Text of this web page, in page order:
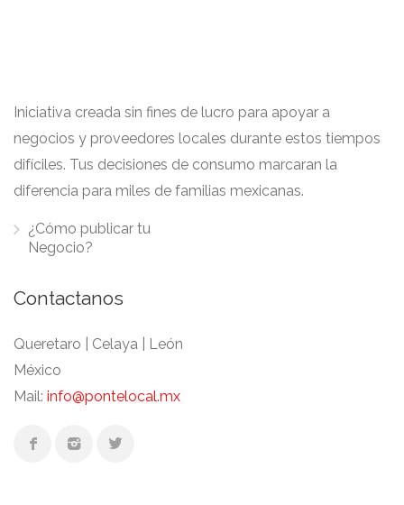
Iniciativa creada sin fines de lucro para apoyar a
negocios y proveedores locales durante estos tiempos
difíciles. Tus decisiones de consumo marcaran la
diferencia para miles de familias mexicanas.
¿Cómo publicar tu
Negocio?
Contactanos
Queretaro | Celaya | León
México
Mail: info@pontelocal.mx